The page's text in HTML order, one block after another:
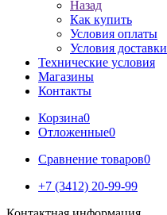
Назад
Как купить
Условия оплаты
Условия доставки
Технические условия
Магазины
Контакты
Корзина0
Отложенные0
Сравнение товаров0
+7 (3412) 20-99-99